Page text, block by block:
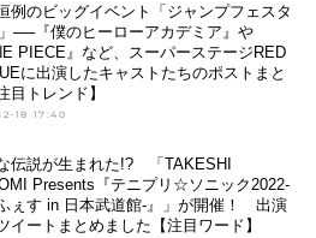
例のビッグイベント「ジャンプフェスタ
──『僕のヒーローアカデミア』や
PIECE』など、スーパーステージRED
に出演したキャストたちのポストまと
目トレンド】
18 17:40
伝説が生まれた!? 「TAKESHI
Presents『テニプリ☆ソニック2022-
ぇす in 日本武道館-』」が開催！ 出演
イートまとめました【注目ワード】